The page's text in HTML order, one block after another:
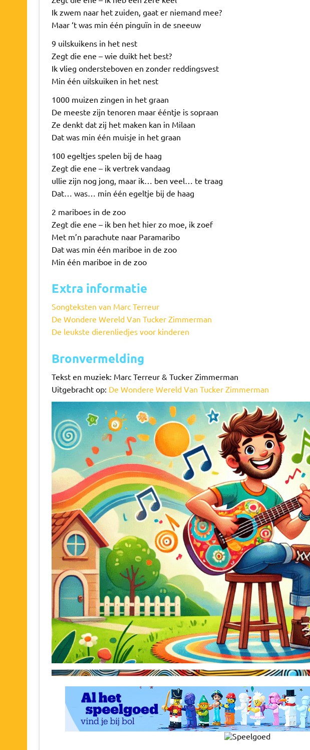
Ik zwem naar het zuiden, gaat er niemand mee?
Maar ‘t was min één pinguïn in de sneeuw
9 uilskuikens in het nest
Zegt die ene – wie duikt het best?
Ik vlieg ondersteboven en zonder reddingsvest
Min één uilskuiken in het nest
1000 muizen zingen in het graan
De meeste zijn tenoren maar ééntje is sopraan
Ze denkt dat zij het maken kan in Milaan
Dat was min één muisje in het graan
100 egeltjes spelen bij de haag
Zegt die ene – ik vertrek vandaag
ullie zijn nog jong, maar ik… ben veel… te traag
Dat… was… min één egeltje bij de haag
2 mariboes in de zoo
Zegt die ene – ik ben het hier zo moe, ik zoef
Met m’n parachute naar Paramaribo
Dat was min één mariboe in de zoo
Min één mariboe in de zoo
Extra informatie
Songteksten van Marc Terreur
De Wondere Wereld Van Tucker Zimmerman
De leukste dierenliedjes voor kinderen
Bronvermelding
Tekst en muziek: Marc Terreur & Tucker Zimmerman
Uitgebracht op: De Wondere Wereld Van Tucker Zimmerman